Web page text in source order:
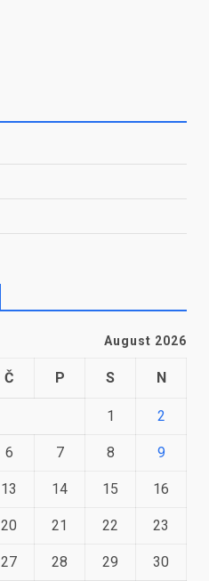
August 2026
Č P S N
1 2
6 7 8 9
13 14 15 16
20 21 22 23
27 28 29 30